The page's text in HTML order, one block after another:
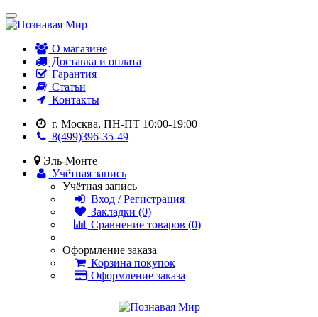
О магазине
Доставка и оплата
Гарантия
Статьи
Контакты
г. Москва, ПН-ПТ 10:00-19:00
8(499)396-35-49
Эль-Монте
Учётная запись
Учётная запись
Вход / Регистрация
Закладки (0)
Сравнение товаров (0)
Оформление заказа
Корзина покупок
Оформление заказа